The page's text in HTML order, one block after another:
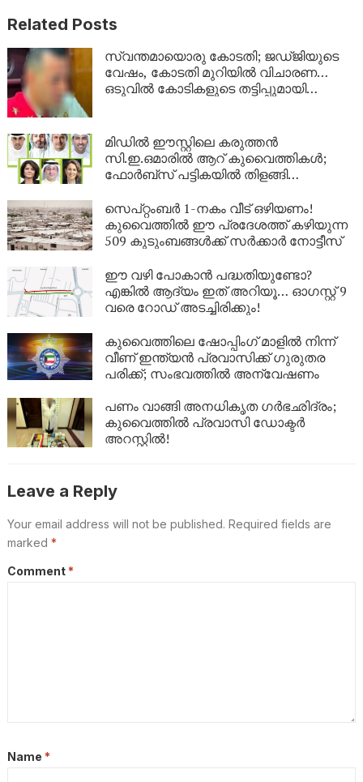
Related Posts
സ്വന്തമായൊരു കോടതി; ജഡ്ജിയുടെ
വേഷം, കോടതി മുറിയിൽ വിചാരണ…
ഒടുവിൽ കോടികളുടെ തട്ടിപ്പുമായി
മിഡിൽ ഈസ്റ്റിലെ കരുത്തൻ
സി.ഇ.ഒമാരിൽ ആറ് കുവൈത്തികൾ;
ഫോർബ്സ് പട്ടികയിൽ തിളങ്ങി
സെപ്റ്റംബർ 1-നകം വീട് ഒഴിയണം!
കുവൈത്തിൽ ഈ പ്രദേശത്ത് കഴിയുന്ന
509 കുടുംബങ്ങൾക്ക് സർക്കാർ നോട്ടീസ്
ഈ വഴി പോകാൻ പദ്ധതിയുണ്ടോ?
എങ്കിൽ ആദ്യം ഇത് അറിയൂ… ഓഗസ്റ്റ് 9
വരെ റോഡ് അടച്ചിരിക്കും!
കുവൈത്തിലെ ഷോപ്പിംഗ് മാളിൽ നിന്ന്
വീണ് ഇന്ത്യൻ പ്രവാസിക്ക് ഗുരുതര
പരിക്ക്; സംഭവത്തിൽ അന്വേഷണം
പണം വാങ്ങി അനധികൃത ഗർഭഛിദ്രം;
കുവൈത്തിൽ പ്രവാസി ഡോക്ടർ
അറസ്റ്റിൽ!
Leave a Reply
Your email address will not be published. Required fields are
marked *
Comment *
Name *